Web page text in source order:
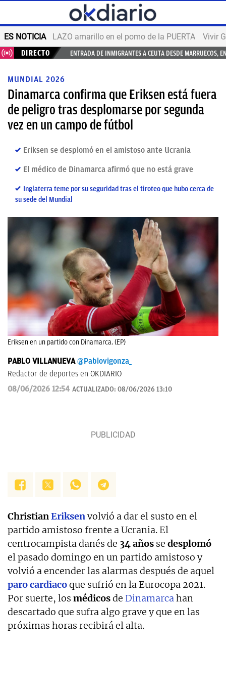
ES NOTICIA LAZO amarillo en el pomo de la PUERTA Vivir
DIRECTO ENTRADA DE INMIGRANTES A CEUTA DESDE MARRUECOS,
MUNDIAL 2026
Dinamarca confirma que Eriksen está fuera
de peligro tras desplomarse por segunda
vez en un campo de fútbol
Eriksen se desplomó en el amistoso ante Ucrania
El médico de Dinamarca afirmó que no está grave
Inglaterra teme por su seguridad tras el tiroteo que hubo cerca de
su sede del Mundial
Eriksen en un partido con Dinamarca. (EP)
PABLO VILLANUEVA @Pablovigonza_
Redactor de deportes en OKDIARIO
08/06/2026 12:54 ACTUALIZADO: 08/06/2026 13:10
ChristianEriksenvolvió a dar el susto en el
partido amistoso frente a Ucrania. El
centrocampista danés de 34 años se desplomó
el pasado domingo en un partido amistoso y
volvió a encender las alarmas después de aquel
paro cardiacoque sufrió en la Eurocopa 2021.
Por suerte, los médicosde Dinamarcahan
descartado que sufra algo grave y que en las
próximas horas recibirá el alta.